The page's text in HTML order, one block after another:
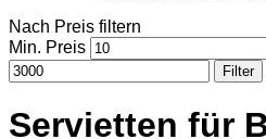
Nach Preis filtern
Min. Preis
Filter
Servietten für